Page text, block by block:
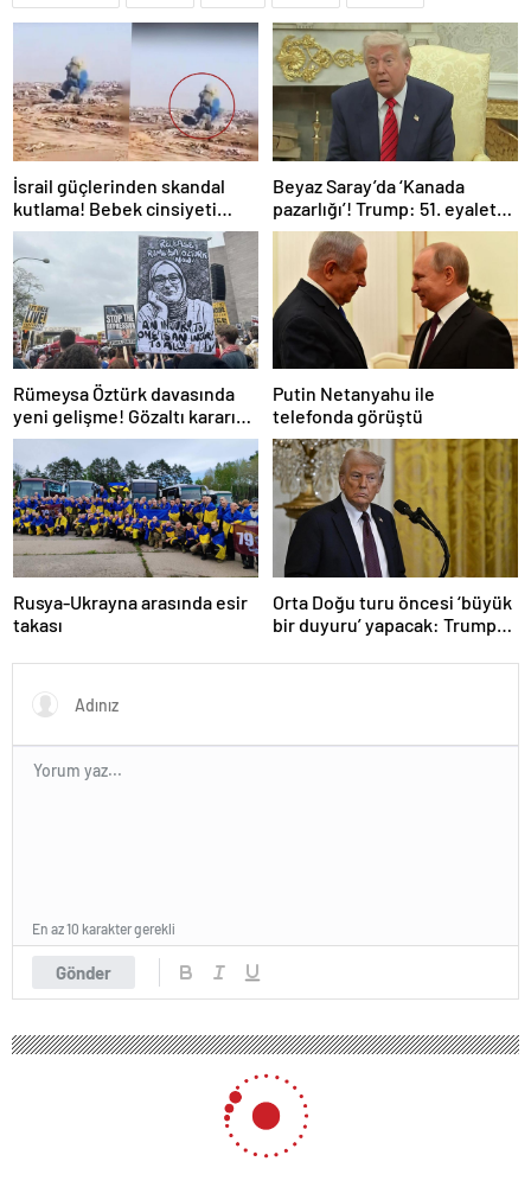
İsrail güçlerinden skandal
kutlama! Bebek cinsiyeti
partisinde Gazze’de bina
patlatıldı
Beyaz Saray’da ‘Kanada
pazarlığı’! Trump: 51. eyalet
olmalı
Rümeysa Öztürk davasında
yeni gelişme! Gözaltı kararına
gerekçe sunamadılar
Putin Netanyahu ile
telefonda görüştü
Rusya-Ukrayna arasında esir
takası
Orta Doğu turu öncesi ‘büyük
bir duyuru’ yapacak: Trump
Gönder
En az 10 karakter gerekli